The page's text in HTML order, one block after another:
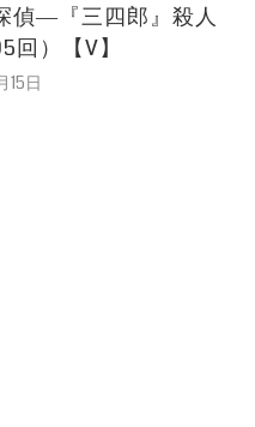
偵―『三四郎』殺人
）【V】
15日